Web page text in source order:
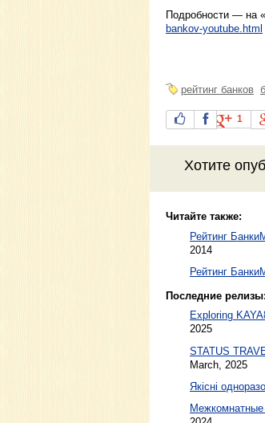
Подробности — на
bankov-youtube.html
рейтинг банков
1
Хотите
Читайте также:
Рейтинг
2014
Рейтинг
Последние релизы:
Exploring
2025
STATUS
March, 2025
Якісні